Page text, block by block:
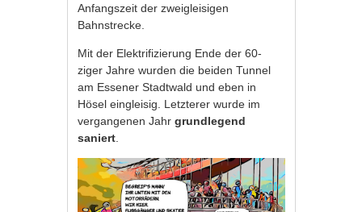
Anfangszeit der zweigleisigen
Bahnstrecke.
Mit der Elektrifizierung Ende der 60-
ziger Jahre wurden die beiden Tunnel
am Essener Stadtwald und eben in
Hösel eingleisig. Letzterer wurde im
vergangenen Jahrgrundlegend
saniert